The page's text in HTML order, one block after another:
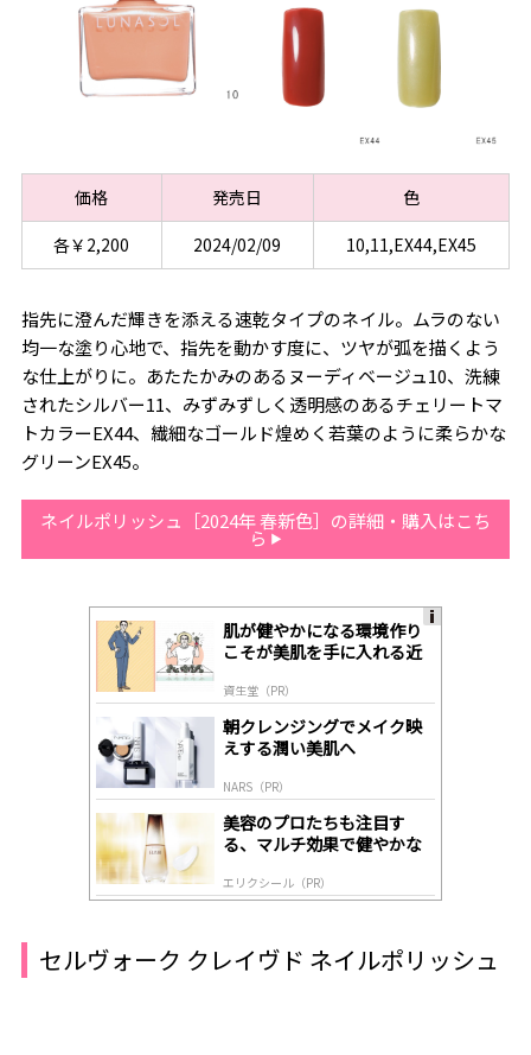
価格 発売日
色
各￥2,200
2024/02/09 10,11,EX44,EX45
指先に澄んだ輝きを添える速乾タイプのネイル。ムラのない
均一な塗り心地で、指先を動かす度に、ツヤが弧を描くよう
な仕上がりに。あたたかみのあるヌーディベージュ10、洗練
されたシルバー11、みずみずしく透明感のあるチェリートマ
トカラーEX44、繊細なゴールド煌めく若葉のように柔らかな
グリーンEX45。
ネイルポリッシュ［2024年 春新色］の詳細・購入はこち
ら
肌が健やかになる環境作り
こそが美肌を手に入れる近
資生堂（PR）
朝クレンジングでメイク映
えする潤い美肌へ
NARS（PR）
美容のプロたちも注目す
る、マルチ効果で健やかな
エリクシール（PR）
セルヴォーク クレイヴド ネイルポリッシュ